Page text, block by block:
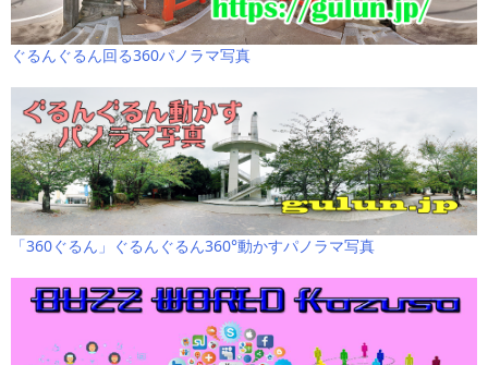
ぐるんぐるん回る360パノラマ写真
「360ぐるん」ぐるんぐるん360°動かすパノラマ写真